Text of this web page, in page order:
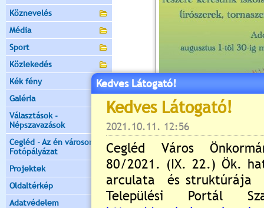
Köznevelés
Média
Sport
Közlekedés
Kék fény
Galéria
Választások -
Népszavazások
Cegléd - Az én városom -
Fotópályázat
Projektek
Oldaltérkép
Adatvédelem
Kedves Látogató!